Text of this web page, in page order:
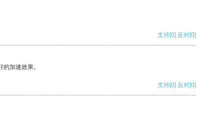
支持[0] 反对[0]
加速效果。
支持[0] 反对[0]